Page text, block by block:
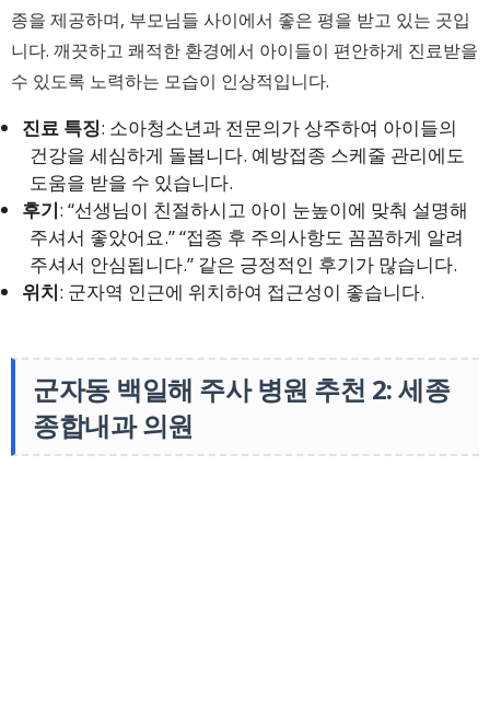
종을 제공하며, 부모님들 사이에서 좋은 평을 받고 있는 곳입
니다. 깨끗하고 쾌적한 환경에서 아이들이 편안하게 진료받을
수 있도록 노력하는 모습이 인상적입니다.
진료 특징: 소아청소년과 전문의가 상주하여 아이들의
건강을 세심하게 돌봅니다. 예방접종 스케줄 관리에도
도움을 받을 수 있습니다.
후기: “선생님이 친절하시고 아이 눈높이에 맞춰 설명해
주셔서 좋았어요.” “접종 후 주의사항도 꼼꼼하게 알려
주셔서 안심됩니다.” 같은 긍정적인 후기가 많습니다.
위치: 군자역 인근에 위치하여 접근성이 좋습니다.
군자동 백일해 주사 병원 추천 2: 세종
종합내과 의원